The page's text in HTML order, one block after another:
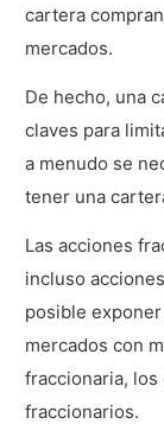
cartera
mercados.
De hecho, una
claves para
a menudo se
tener una
Las acciones
incluso
posible
mercados con
fraccionaria, los
fraccionarios.